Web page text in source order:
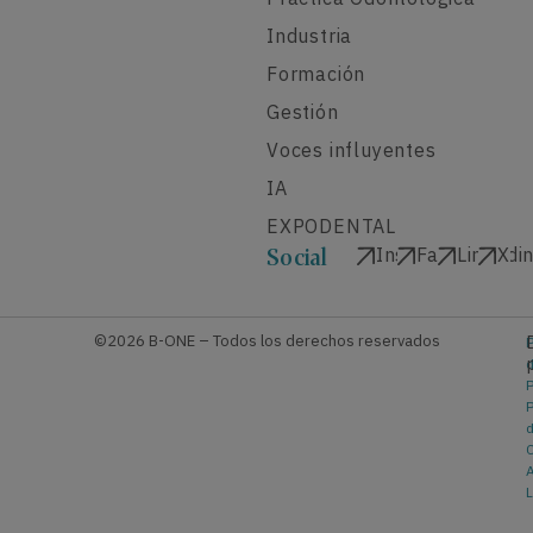
Industria
Formación
Gestión
Voces influyentes
IA
EXPODENTAL
Social Instagram
Facebook
X
©2026 B-ONE – Todos los derechos reservados